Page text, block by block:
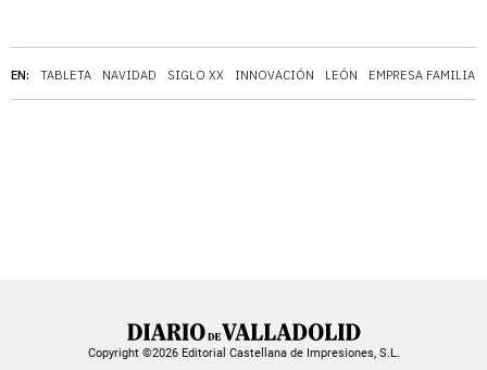
EN: TABLETA NAVIDAD SIGLO XX INNOVACIÓN LEÓN EMPRESA FAMILIAR
Copyright ©2026 Editorial Castellana de Impresiones, S.L.